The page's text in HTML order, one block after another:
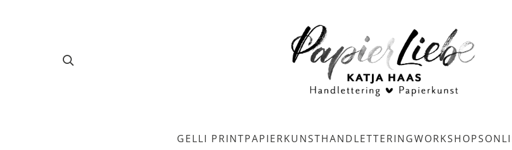
GELLI PRINTPAPIERKUNSTHANDLETTERINGWORKSHOPS